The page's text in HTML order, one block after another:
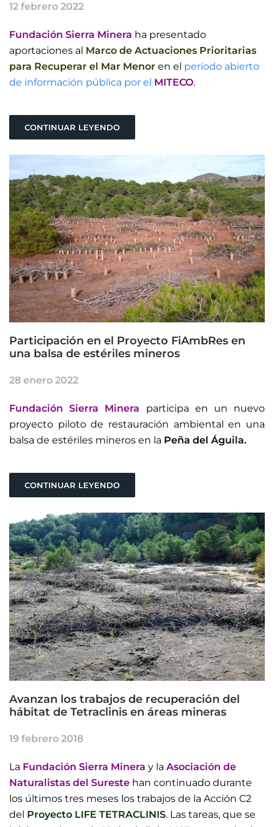
12 febrero 2022
Fundación Sierra Minera ha presentado
aportaciones al Marco de Actuaciones Prioritarias
para Recuperar el Mar Menor en el período abierto
de información pública por el MITECO.
CONTINUAR LEYENDO
Participación en el Proyecto FiAmbRes en
una balsa de estériles mineros
28 enero 2022
Fundación Sierra Minera participa en un nuevo
proyecto piloto de restauración ambiental en una
balsa de estériles mineros en la Peña del Águila.
CONTINUAR LEYENDO
Avanzan los trabajos de recuperación del
hábitat de Tetraclinis en áreas mineras
19 febrero 2018
La Fundación Sierra Minera y la Asociación de
Naturalistas del Sureste han continuado durante
los últimos tres meses los trabajos de la Acción C2
del Proyecto LIFE TETRACLINIS. Las tareas, que se